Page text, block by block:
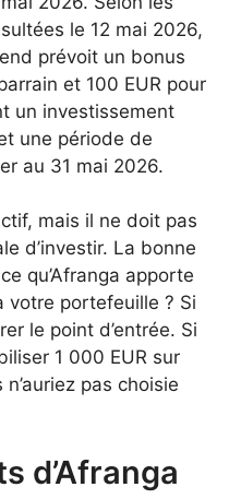
le 12 mai 2026,
prévoit un bonus
et 100 EUR pour
un investissement
une période de
au 31 mai 2026.
mais il ne doit pas
d’investir. La bonne
qu’Afranga apporte
votre portefeuille ? Si
le point d’entrée. Si
1 000 EUR sur
pas choisie
d’Afranga